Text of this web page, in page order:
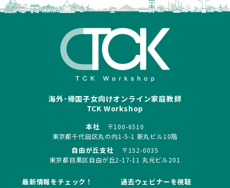
海外･帰国子女向けオンライン家庭教師
TCK Workshop
本社
〒100-6510
東京都千代田区丸の内1-5-1 新丸ビル10階
自由が丘支社
〒152-0035
東京都目黒区自由が丘2-17-11 丸元ビル201
最新情報をチェック！ 過去ウェビナーを視聴